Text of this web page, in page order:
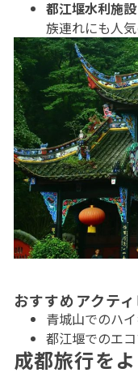
都江堰水利施設
族連れにも人気
おすすめアクテ
青城山でのハ
都江堰でのエ
成都旅行を